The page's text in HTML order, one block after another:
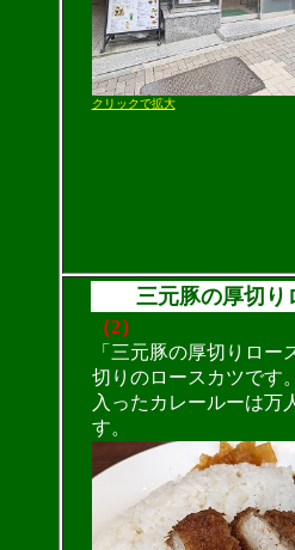
クリックで拡大
三元豚の厚切り
（2）
「三元豚の厚切りロ
切りのロースカツです
入ったカレールーは万
す。